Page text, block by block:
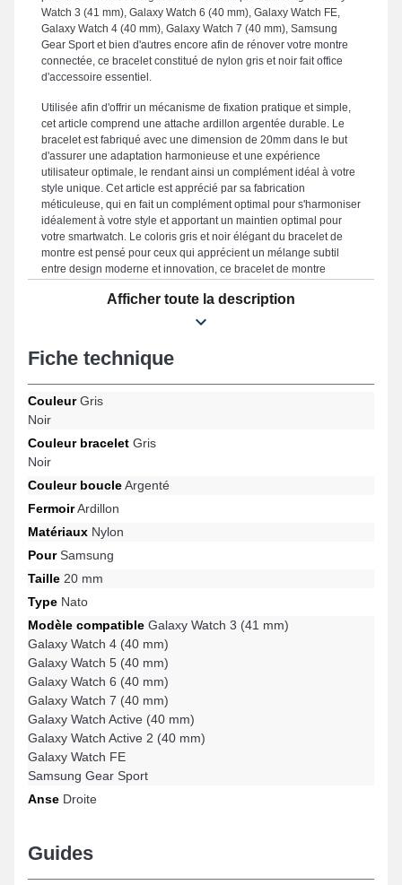
Watch 3 (41 mm), Galaxy Watch 6 (40 mm), Galaxy Watch FE,
Galaxy Watch 4 (40 mm), Galaxy Watch 7 (40 mm), Samsung
Gear Sport et bien d'autres encore afin de rénover votre montre
connectée, ce bracelet constitué de nylon gris et noir fait office
d'accessoire essentiel.
Utilisée afin d'offrir un mécanisme de fixation pratique et simple,
cet article comprend une attache ardillon argentée durable. Le
bracelet est fabriqué avec une dimension de 20mm dans le but
d'assurer une adaptation harmonieuse et une expérience
utilisateur optimale, le rendant ainsi un complément idéal à votre
style unique. Cet article est apprécié par sa fabrication
méticuleuse, qui en fait un complément optimal pour s'harmoniser
idéalement à votre style et apportant un maintien optimal pour
votre smartwatch. Le coloris gris et noir élégant du bracelet de
montre est pensé pour ceux qui apprécient un mélange subtil
entre design moderne et innovation, ce bracelet de montre
Disposant d'un fermoir ardillon robuste, cette sorte de bracelet de
montre connectée est convenable avec le format de Samsung
Watch 5 (40 mm), Galaxy Watch Active 2 (40 mm), Galaxy Watch
Active (40 mm) et beaucoup davantage de la marque Samsung.
Avec son style intemporel, cet article Samsung se marie avec
élégance sur divers modèles disponibles de la marque Samsung,
assurant une utilisation agréable en toute simplicité.
Afficher toute la description
Fiche technique
CouleurGris
Noir
Couleur bracelet Gris
Noir
Couleur boucleArgenté
FermoirArdillon
Matériaux Nylon
PourSamsung
Taille 20 mm
Type Nato
Modèle compatible Galaxy Watch 3 (41 mm)
Galaxy Watch 4 (40 mm)
Galaxy Watch 5 (40 mm)
Galaxy Watch 6 (40 mm)
Galaxy Watch 7 (40 mm)
Galaxy Watch Active (40 mm)
Galaxy Watch Active 2 (40 mm)
Galaxy Watch FE
Samsung Gear Sport
Anse Droite
Guides